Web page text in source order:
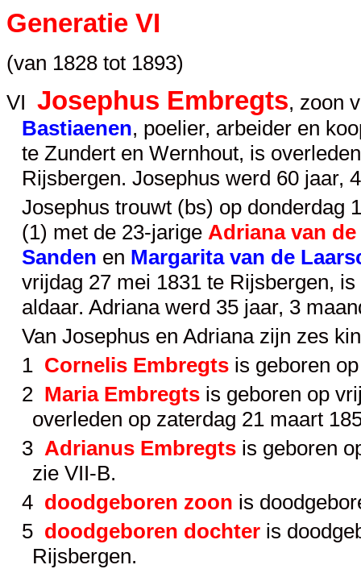
Generatie VI
(van 1828 tot 1893)
VI Josephus Embregts, zoon
Bastiaenen, poelier, arbeider en
te Zundert en Wernhout, is
Rijsbergen. Josephus werd 60 jaar,
Josephus trouwt (bs) op donderdag
(1) met de 23-jarige Adriana van
Sanden en Margarita van de
vrijdag 27 mei 1831 te Rijsbergen,
aldaar. Adriana werd 35 jaar, 3
Van Josephus en Adriana zijn zes
1 Cornelis Embregts is geboren
2 Maria Embregts is geboren op
overleden op zaterdag 21 maart
3 Adrianus Embregts is geboren
zie VII-B.
4 doodgeboren zoon is
5 doodgeboren dochter is
Rijsbergen.